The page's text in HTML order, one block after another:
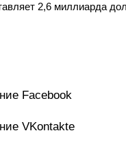
2,6 миллиарда
Facebook
VKontakte